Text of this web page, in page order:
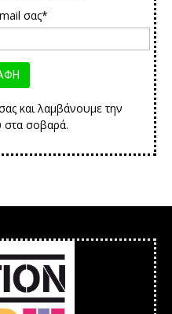
σας*
και λαμβάνουμε την
στα σοβαρά.